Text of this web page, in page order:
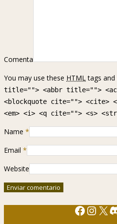
Comenta
You may use these HTMLtags and
title=""> <abbr title="">
<blockquote cite=""> <cite>
<em> <i> <q cite=""> <s>
Name *
Email *
Website
X